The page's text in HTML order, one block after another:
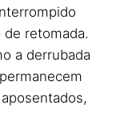
retomada.
a derrubada